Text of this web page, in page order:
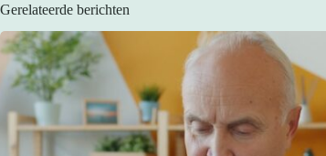
Gerelateerde berichten